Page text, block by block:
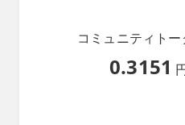
コミュニティト
0.3151